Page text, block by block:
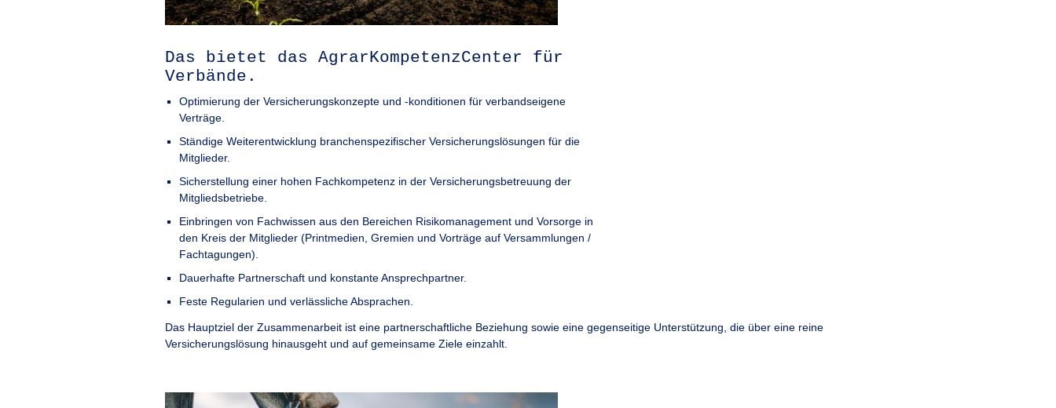
Das bietet das AgrarKompetenzCenter für
Verbände.
Optimierung der Versicherungskonzepte und -konditionen für verbandseigene
Verträge.
Ständige Weiterentwicklung branchenspezifischer Versicherungslösungen für die
Mitglieder.
Sicherstellung einer hohen Fachkompetenz in der Versicherungsbetreuung der
Mitgliedsbetriebe.
Einbringen von Fachwissen aus den Bereichen Risikomanagement und Vorsorge in
den Kreis der Mitglieder (Printmedien, Gremien und Vorträge auf Versammlungen /
Fachtagungen).
Dauerhafte Partnerschaft und konstante Ansprechpartner.
Feste Regularien und verlässliche Absprachen.
Das Hauptziel der Zusammenarbeit ist eine partnerschaftliche Beziehung sowie eine gegenseitige Unterstützung, die über eine reine
Versicherungslösung hinausgeht und auf gemeinsame Ziele einzahlt.